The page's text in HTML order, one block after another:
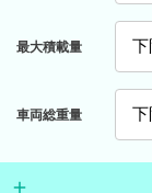
最大積載量
車両総重量